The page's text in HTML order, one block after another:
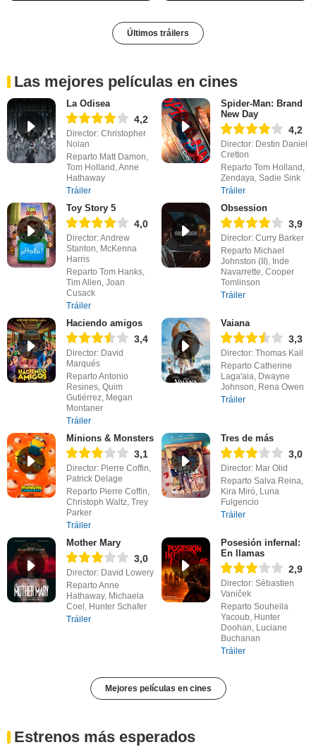
Últimos tráilers
Las mejores películas en cines
La Odisea
4,2
Director: Christopher
Nolan
Reparto Matt Damon,
Tom Holland, Anne
Hathaway
Tráiler
Spider-Man: Brand
New Day
4,2
Director: Destin Daniel
Cretton
Reparto Tom Holland,
Zendaya, Sadie Sink
Tráiler
Toy Story 5
4,0
Director: Andrew
Stanton, McKenna
Harris
Reparto Tom Hanks,
Tim Allen, Joan
Cusack
Tráiler
Obsession
3,9
Director: Curry Barker
Reparto Michael
Johnston (II), Inde
Navarrette, Cooper
Tomlinson
Tráiler
Haciendo amigos
3,4
Director: David
Marqués
Reparto Antonio
Resines, Quim
Gutiérrez, Megan
Montaner
Tráiler
Vaiana
3,3
Director: Thomas Kail
Reparto Catherine
Laga'aia, Dwayne
Johnson, Rena Owen
Tráiler
Minions & Monsters
3,1
Director: Pierre Coffin,
Patrick Delage
Reparto Pierre Coffin,
Christoph Waltz, Trey
Parker
Tráiler
Tres de más
3,0
Director: Mar Olid
Reparto Salva Reina,
Kira Miró, Luna
Fulgencio
Tráiler
Mother Mary
3,0
Director: David Lowery
Reparto Anne
Hathaway, Michaela
Coel, Hunter Schafer
Tráiler
Posesión infernal:
En llamas
2,9
Director: Sébastien
Vaniček
Reparto Souheila
Yacoub, Hunter
Doohan, Luciane
Buchanan
Tráiler
Mejores películas en cines
Estrenos más esperados